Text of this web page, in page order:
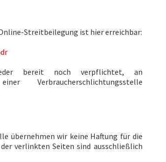
Streitbeilegung ist hier erreichbar:
bereit noch verpflichtet, an
Verbraucherschlichtungsstelle
übernehmen wir keine Haftung für die
verlinkten Seiten sind ausschließlich